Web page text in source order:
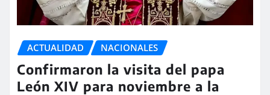
ACTUALIDAD NACIONALES
Confirmaron la visita del papa
León XIV para noviembre a la